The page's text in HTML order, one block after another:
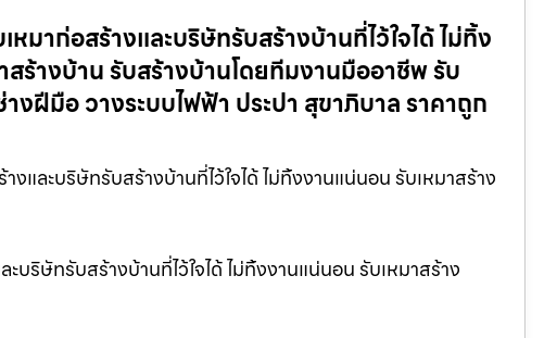
าก่อสร้างและบริษัทรับสร้างบ้านที่ไว้ใจได้ ไม่ทิ้ง
ร้างบ้าน รับสร้างบ้านโดยทีมงานมืออาชีพ รับ
ฝีมือ วางระบบไฟฟ้า ประปา สุขาภิบาล ราคาถูก
ละบริษัทรับสร้างบ้านที่ไว้ใจได้ ไม่ทิ้งงานแน่นอน รับเหมาสร้าง
ริษัทรับสร้างบ้านที่ไว้ใจได้ ไม่ทิ้งงานแน่นอน รับเหมาสร้าง